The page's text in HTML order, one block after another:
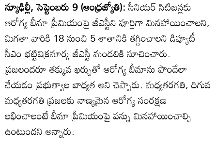
న్యూఢిల్లీ, సెప్టెంబరు 9 (ఆంధ్రజ్యోతి):సీనియర్‌ సిటిజన్లకు
ఆరోగ్య బీమా ప్రీమియంపై జీఎస్టీని పూర్తిగా మినహాయించాలని,
మిగతా వారికి 18 నుంచి 5 శాతానికి తగ్గించాలని డిప్యూటీ
సీఎం భట్టివిక్రమార్క జీఎస్టీ మండలికి సూచించారు.
ప్రజలందరూ తక్కువ ఖర్చుతో ఆరోగ్య బీమాను పొందేలా
చేయడం ప్రభుత్వాల బాధ్యత అని చెప్పారు. మధ్యతరగతి, దిగువ
మధ్యతరగతి ప్రజలకు నాణ్యమైన ఆరోగ్య సంరక్షణ
లభించాలంటే బీమా ప్రీమియంపై పన్ను మినహాయించాల్సి
ఉంటుందని అన్నారు.